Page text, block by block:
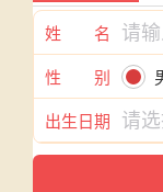
姓 名
性 别
出生日期